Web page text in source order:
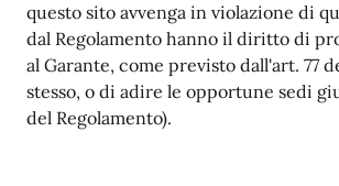
questo sito avvenga in violazione di
dal Regolamento hanno il diritto di
al Garante, come previsto dall'art. 77
stesso, o di adire le opportune sedi
del Regolamento).